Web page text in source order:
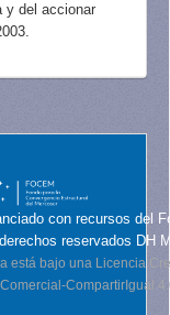
y del accionar
con recursos del
reservados DH
está bajo una Licencia
CompartirIgual